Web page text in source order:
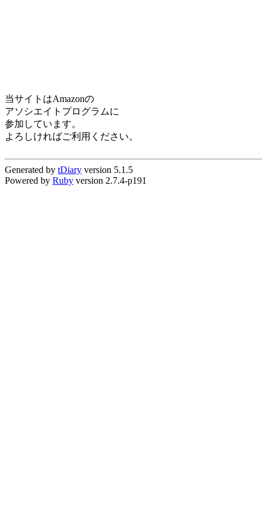
当サイトはAmazonの
アソシエイトプログラムに
参加しています。
よろしければご利用ください。
Generated by tDiary version 5.1.5
Powered by Ruby version 2.7.4-p191